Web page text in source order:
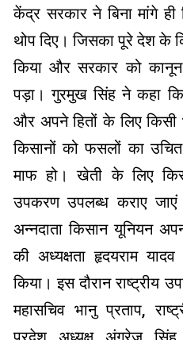
केंद्र सरकार ने बिना मांगे
थोप दिए। जिसका पूरे देश के
किया और सरकार को
पड़ा। गुरमुख सिंह ने कहा
और अपने हितों के लिए किसी
किसानों को फसलों का
माफ हो। खेती के लिए
उपकरण उपलब्ध कराए
अन्नदाता किसान यूनियन
की अध्यक्षता हृदयराम
किया। इस दौरान राष्ट्रीय
महासचिव भानु प्रताप,